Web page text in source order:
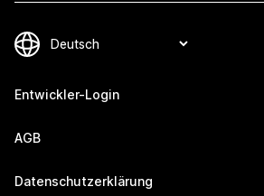
Entwickler-Login
AGB
Datenschutzerklärung